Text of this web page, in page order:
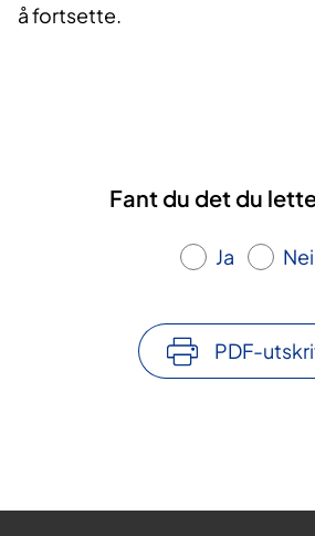
å fortsette.​
Fant du det du
Ja Nei
PDF-